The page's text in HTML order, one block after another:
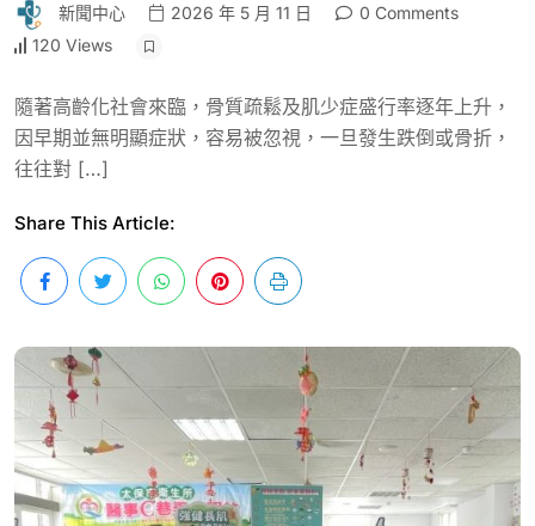
新聞中心 2026 年 5 月 11 日
0 Comments
120 Views
隨著高齡化社會來臨，骨質疏鬆及肌少症盛行率逐年上升，
因早期並無明顯症狀，容易被忽視，一旦發生跌倒或骨折，
往往對 […]
Share This Article: